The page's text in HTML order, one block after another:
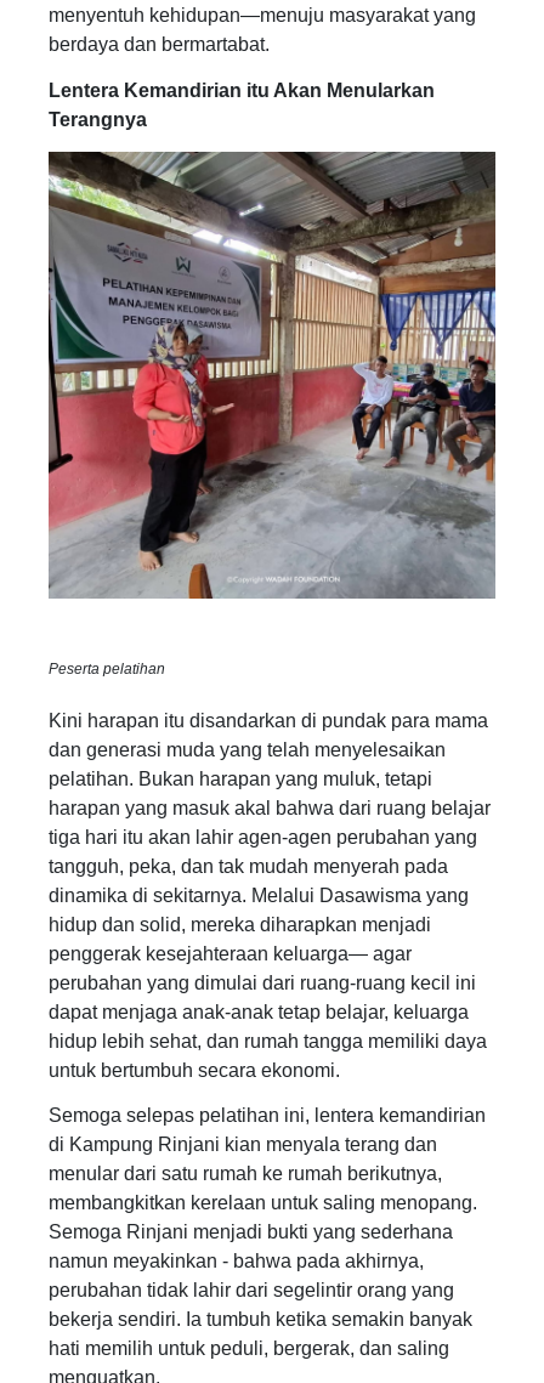
menyentuh kehidupan—menuju masyarakat yang
berdaya dan bermartabat.
Lentera Kemandirian itu Akan Menularkan
Terangnya
Peserta pelatihan
Kini harapan itu disandarkan di pundak para mama
dan generasi muda yang telah menyelesaikan
pelatihan. Bukan harapan yang muluk, tetapi
harapan yang masuk akal bahwa dari ruang belajar
tiga hari itu akan lahir agen-agen perubahan yang
tangguh, peka, dan tak mudah menyerah pada
dinamika di sekitarnya. Melalui Dasawisma yang
hidup dan solid, mereka diharapkan menjadi
penggerak kesejahteraan keluarga— agar
perubahan yang dimulai dari ruang-ruang kecil ini
dapat menjaga anak-anak tetap belajar, keluarga
hidup lebih sehat, dan rumah tangga memiliki daya
untuk bertumbuh secara ekonomi.
Semoga selepas pelatihan ini, lentera kemandirian
di Kampung Rinjani kian menyala terang dan
menular dari satu rumah ke rumah berikutnya,
membangkitkan kerelaan untuk saling menopang.
Semoga Rinjani menjadi bukti yang sederhana
namun meyakinkan - bahwa pada akhirnya,
perubahan tidak lahir dari segelintir orang yang
bekerja sendiri. Ia tumbuh ketika semakin banyak
hati memilih untuk peduli, bergerak, dan saling
menguatkan.